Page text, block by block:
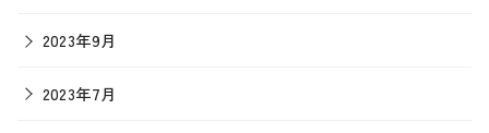
2023年9月
2023年7月